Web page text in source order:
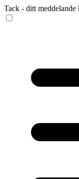
Tack - ditt meddelande